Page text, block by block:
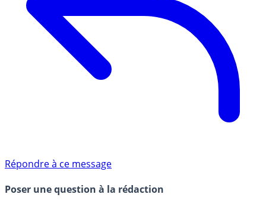
Répondre à ce message
Poser une question à la rédaction